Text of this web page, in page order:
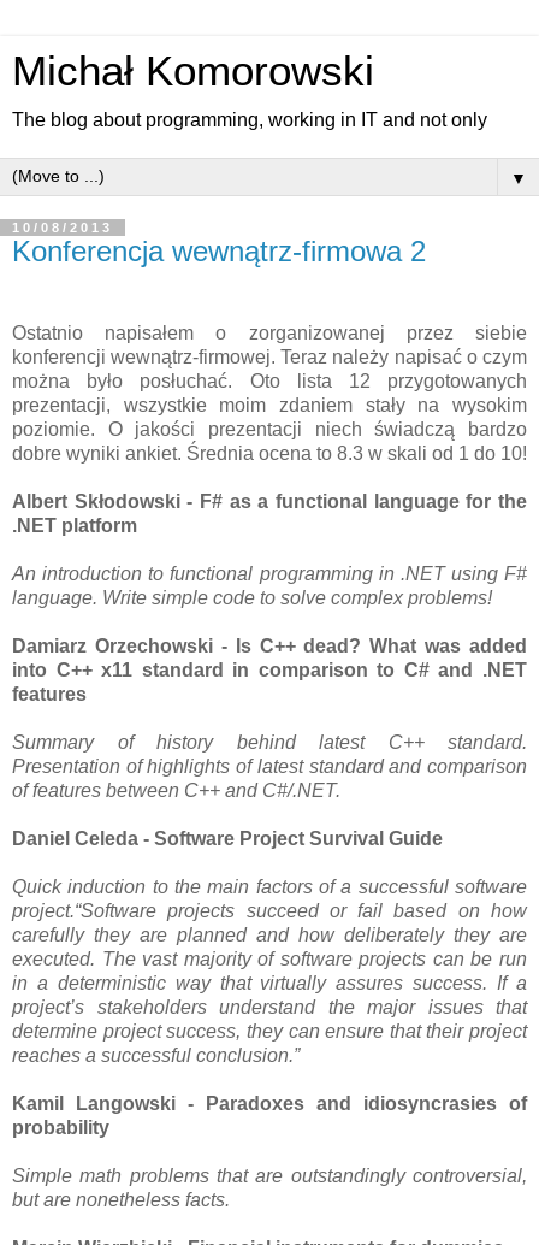
Michał Komorowski
The blog about programming, working in IT and not only
▼
10/08/2013
Konferencja wewnątrz-firmowa 2
Ostatnio napisałem o zorganizowanej przez siebie
konferencji wewnątrz-firmowej. Teraz należy napisać o czym
można było posłuchać. Oto lista 12 przygotowanych
prezentacji, wszystkie moim zdaniem stały na wysokim
poziomie. O jakości prezentacji niech świadczą bardzo
dobre wyniki ankiet. Średnia ocena to 8.3 w skali od 1 do 10!
Albert Skłodowski - F# as a functional language for the
.NET platform
An introduction to functional programming in .NET using F#
language. Write simple code to solve complex problems!
Damiarz Orzechowski - Is C++ dead? What was added
into C++ x11 standard in comparison to C# and .NET
features
Summary of history behind latest C++ standard.
Presentation of highlights of latest standard and comparison
of features between C++ and C#/.NET.
Daniel Celeda - Software Project Survival Guide
Quick induction to the main factors of a successful software
project.“Software projects succeed or fail based on how
carefully they are planned and how deliberately they are
executed. The vast majority of software projects can be run
in a deterministic way that virtually assures success. If a
project’s stakeholders understand the major issues that
determine project success, they can ensure that their project
reaches a successful conclusion.”
Kamil Langowski - Paradoxes and idiosyncrasies of
probability
Simple math problems that are outstandingly controversial,
but are nonetheless facts.